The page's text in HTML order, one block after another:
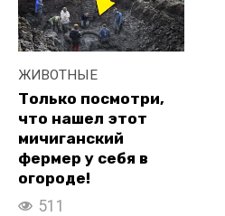
ЖИВОТНЫЕ
Только посмотри,
что нашел этот
мичиганский
фермер у себя в
огороде!
511